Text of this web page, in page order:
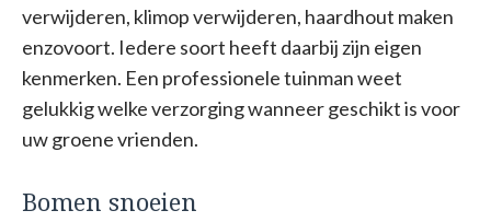
verwijderen, klimop verwijderen, haardhout maken
enzovoort. Iedere soort heeft daarbij zijn eigen
kenmerken. Een professionele tuinman weet
gelukkig welke verzorging wanneer geschikt is voor
uw groene vrienden.
Bomen snoeien